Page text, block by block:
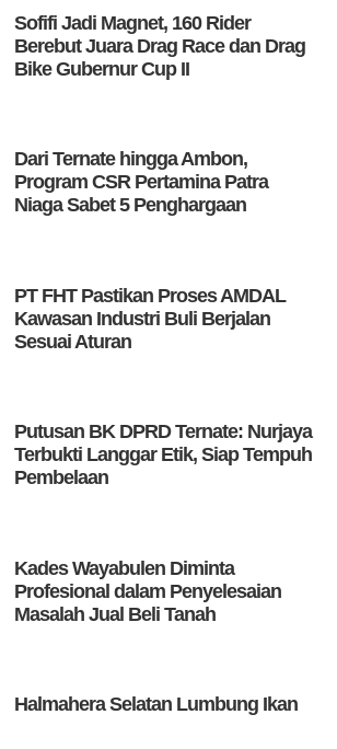
Sofifi Jadi Magnet, 160 Rider
Berebut Juara Drag Race dan Drag
Bike Gubernur Cup II
Dari Ternate hingga Ambon,
Program CSR Pertamina Patra
Niaga Sabet 5 Penghargaan
PT FHT Pastikan Proses AMDAL
Kawasan Industri Buli Berjalan
Sesuai Aturan
Putusan BK DPRD Ternate: Nurjaya
Terbukti Langgar Etik, Siap Tempuh
Pembelaan
Kades Wayabulen Diminta
Profesional dalam Penyelesaian
Masalah Jual Beli Tanah
Halmahera Selatan Lumbung Ikan